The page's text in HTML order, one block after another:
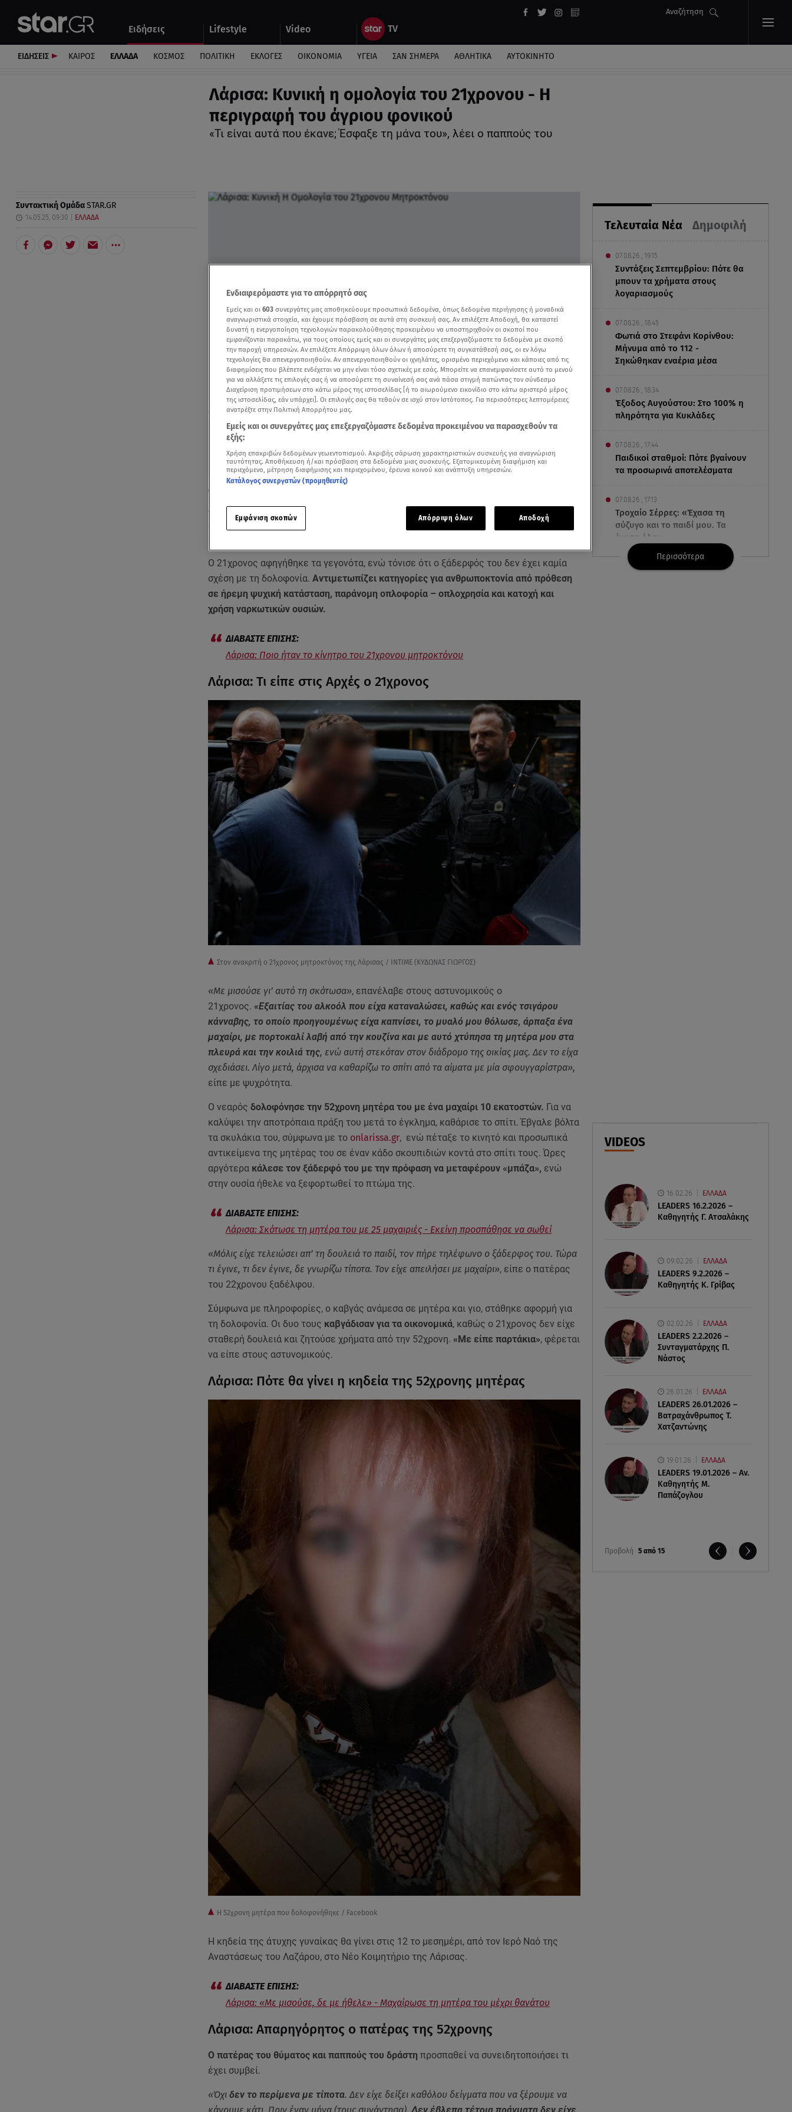
Ειδήσεις Lifestyle Video
Αναζήτηση
Αυτοκίνητο
ΕΙΔΗΣΕΙΣ ΚΑΙΡΟΣ ΕΛΛΑΔΑ ΚΟΣΜΟΣ ΠΟΛΙΤΙΚΗ ΕΚΛΟΓΕΣ ΟΙΚΟΝΟΜΙΑ ΥΓΕΙΑ ΣΑΝ ΣΗΜΕΡΑ ΑΘΛΗΤΙΚΑ ΑΥΤΟΚΙΝΗΤΟ
Λάρισα: Κυνική η ομολογία του 21χρονου - Η
περιγραφή του άγριου φονικού
«Τι είναι αυτά που έκανε; Έσφαξε τη μάνα του», λέει ο παππούς του
Τελευταία Νέα Δημοφιλή
07.08.26 , 19:15
Συντάξεις Σεπτεμβρίου: Πότε θα
μπουν τα χρήματα στους
λογαριασμούς
07.08.26 , 18:45
Φωτιά στο Στεφάνι Κορίνθου:
Μήνυμα από το 112 -
Σηκώθηκαν εναέρια μέσα
07.08.26 , 18:34
Έξοδος Αυγούστου: Στο 100% η
πληρότητα για Κυκλάδες
07.08.26 , 17:44
Παιδικοί σταθμοί: Πότε βγαίνουν
τα προσωρινά αποτελέσματα
07.08.26 , 17:13
Τροχαίο Σέρρες: «Έχασα τη
σύζυγο και το παιδί μου. Τα
έχασα όλα»
07.08.26 , 16:03
έλεγχοι - Στη μάχη drones και
νέες τεχνολογίες
Περισσότερα
VIDEOS
16.02.26 ΕΛΛΑΔΑ
LEADERS 16.2.2026 –
Καθηγητής Γ. Ατσαλάκης
09.02.26 ΕΛΛΑΔΑ
LEADERS 9.2.2026 –
Καθηγητής Κ. Γρίβας
02.02.26 ΕΛΛΑΔΑ
LEADERS 2.2.2026 –
Συνταγματάρχης Π.
Νάστος
26.01.26 ΕΛΛΑΔΑ
LEADERS 26.01.2026 –
Βατραχάνθρωπος Τ.
Χατζαντώνης
19.01.26 ΕΛΛΑΔΑ
LEADERS 19.01.2026 – Αν.
Καθηγητής Μ.
Παπάζογλου
Προβολή 5 από 15
Συντακτική ΟμάδαSTAR.GR
14.05.25, 09:30 ΕΛΛΑΔΑ
Λάρισα: Ομολόγησε ο 21χρονος ότι δολοφόνησε τη μητέρα του / ΑΝΤ1
Δείτε περισσότερα άρθρα μας στα αποτελέσματα αναζήτησης
Add star.gr on Google
Ψύχραιμος και κυνικός
Λάρισαγια να περιγράψει πώς προέβη στην αποτρόπαιη πράξη τα ξημερώματα της
Δευτέρας (12/5). Ο νεαρός πήρε προθεσμία για να απολογηθεί την Παρασκευή, ενώ ο
Ο 21χρονος αφηγήθηκε τα γεγονότα, ενώ τόνισε ότι ο ξάδερφός του δεν έχει καμία
σχέση με τη δολοφονία. Αντιμετωπίζει κατηγορίες για ανθρωποκτονία από πρόθεση
σε ήρεμη ψυχική κατάσταση, παράνομη οπλοφορία – οπλοχρησία και κατοχή και
χρήση ναρκωτικών ουσιών.
Λάρισα: Ποιο ήταν το κίνητρο του 21χρονου μητροκτόνου
Λάρισα: Τι είπε στις Αρχές ο 21χρονος
Στον ανακριτή ο 21χρονος μητροκτόνος της Λάρισας / INTIME (ΚΥΔΩΝΑΣ ΓΙΩΡΓΟΣ)
«Με μισούσε γι’ αυτό τη σκότωσα», επανέλαβε στους αστυνομικούς ο
21χρονος. «Εξαιτίας του αλκοόλ που είχα καταναλώσει, καθώς και ενός τσιγάρου
κάνναβης, το οποίο προηγουμένως είχα καπνίσει, το μυαλό μου θόλωσε, άρπαξα ένα
μαχαίρι, με πορτοκαλί λαβή από την κουζίνα και με αυτό χτύπησα τη μητέρα μου στα
πλευρά και την κοιλιά της, ενώ αυτή στεκόταν στον διάδρομο της οικίας μας. Δεν το είχα
σχεδιάσει. Λίγο μετά, άρχισα να καθαρίζω το σπίτι από τα αίματα με μία σφουγγαρίστρα»,
είπε με ψυχρότητα.
Ο νεαρός δολοφόνησε την 52χρονη μητέρα του με ένα μαχαίρι 10 εκατοστών. Για να
καλύψει την αποτρόπαια πράξη του μετά το έγκλημα, καθάρισε το σπίτι. Έβγαλε βόλτα
τα σκυλάκια του, σύμφωνα με τοonlarissa.gr, ενώ πέταξε το κινητό και προσωπικά
αντικείμενα της μητέρας του σε έναν κάδο σκουπιδιών κοντά στο σπίτι τους. Ώρες
αργότερακάλεσε τον ξάδερφό του με την πρόφαση να μεταφέρουν «μπάζα», ενώ
στην ουσία ήθελε να ξεφορτωθεί το πτώμα της.
Λάρισα: Σκότωσε τη μητέρα του με 25 μαχαιριές - Εκείνη προσπάθησε να σωθεί
«Μόλις είχε τελειώσει απ’ τη δουλειά το παιδί, τον πήρε τηλέφωνο ο ξάδερφος του. Τώρα
τι έγινε, τι δεν έγινε, δε γνωρίζω τίποτα. Τον είχε απειλήσει με μαχαίρι», είπε ο πατέρας
του 22χρονου ξαδέλφου.
Σύμφωνα με πληροφορίες, ο καβγάς ανάμεσα σε μητέρα και γιο, στάθηκε αφορμή για
τη δολοφονία. Οι δυο τους καβγάδισαν για τα οικονομικά, καθώς ο 21χρονος δεν είχε
σταθερή δουλειά και ζητούσε χρήματα από την 52χρονη. «Με είπε παρτάκια», φέρεται
να είπε στους αστυνομικούς.
Λάρισα: Πότε θα γίνει η κηδεία της 52χρονης μητέρας
Η 52χρονη μητέρα που δολοφονήθηκε / Facebook
Η κηδεία της άτυχης γυναίκας θα γίνει στις 12 το μεσημέρι, από τον Ιερό Ναό της
Αναστάσεως του Λαζάρου, στο Νέο Κοιμητήριο της Λάρισας.
Λάρισα: «Με μισούσε, δε με ήθελε» - Μαχαίρωσε τη μητέρα του μέχρι θανάτου
Λάρισα: Απαρηγόρητος ο πατέρας της 52χρονης
Ο πατέρας του θύματος και παππούς του δράστη προσπαθεί να συνειδητοποιήσει τι
έχει συμβεί.
«Όχι δεν το περίμενα με τίποτα. Δεν είχε δείξει καθόλου δείγματα που να ξέρουμε να
Ενδιαφερόμαστε για το απόρρητό σας
Εμείς και οι 603 συνεργάτες μας αποθηκεύουμε προσωπικά δεδομένα, όπως δεδομένα περιήγησης ή μοναδικά
αναγνωριστικά στοιχεία, και έχουμε πρόσβαση σε αυτά στη συσκευή σας. Αν επιλέξετε Αποδοχή, θα καταστεί
δυνατή η ενεργοποίηση τεχνολογιών παρακολούθησης προκειμένου να υποστηριχθούν οι σκοποί που
εμφανίζονται παρακάτω, για τους οποίους εμείς και οι συνεργάτες μας επεξεργαζόμαστε τα δεδομένα με σκοπό
την παροχή υπηρεσιών. Αν επιλέξετε Απόρριψη όλων όλων ή αποσύρετε τη συγκατάθεσή σας, οι εν λόγω
τεχνολογίες θα απενεργοποιηθούν. Αν απενεργοποιηθούν οι ιχνηλάτες, ορισμένο περιεχόμενο και κάποιες από τις
διαφημίσεις που βλέπετε ενδέχεται να μην είναι τόσο σχετικές με εσάς. Μπορείτε να επανεμφανίσετε αυτό το μενού
για να αλλάξετε τις επιλογές σας ή να αποσύρετε τη συναίνεσή σας ανά πάσα στιγμή πατώντας τον σύνδεσμο
Διαχείριση προτιμήσεων στο κάτω μέρος της ιστοσελίδας [ή το αιωρούμενο εικονίδιο στο κάτω αριστερό μέρος
της ιστοσελίδας, εάν υπάρχει]. Οι επιλογές σας θα τεθούν σε ισχύ στον Ιστότοπος. Για περισσότερες λεπτομέρειες
ανατρέξτε στην Πολιτική Απορρήτου μας.
Εμείς και οι συνεργάτες μας επεξεργαζόμαστε δεδομένα προκειμένου να παρασχεθούν τα
εξής:
Χρήση επακριβών δεδομένων γεωεντοπισμού. Ακριβής σάρωση χαρακτηριστικών συσκευής για αναγνώριση
ταυτότητας. Αποθήκευση ή/και πρόσβαση στα δεδομένα μιας συσκευής. Εξατομικευμένη διαφήμιση και
περιεχόμενο, μέτρηση διαφήμισης και περιεχομένου, έρευνα κοινού και ανάπτυξη υπηρεσιών.
Κατάλογος συνεργατών (προμηθευτές)
Εμφάνιση σκοπών Απόρριψη όλων Αποδοχή